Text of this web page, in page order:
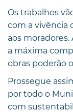
Os trabalhos
com a vivência
aos moradores.
a máxima
obras poderão
Prossegue
por todo o
com